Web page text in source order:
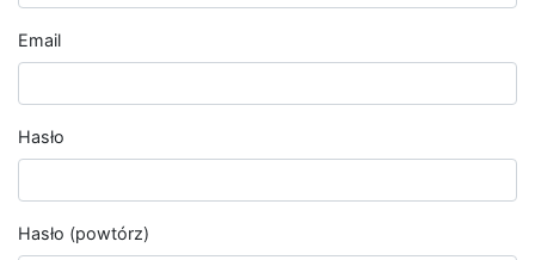
Email
Hasło
Hasło (powtórz)